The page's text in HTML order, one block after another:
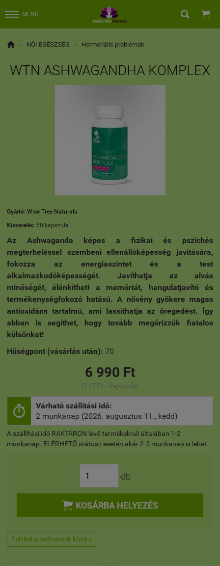
MENÜ  
 » NŐI EGÉSZSÉG » Hormonális problémák
WTN ASHWAGANDHA KOMPLEX
Gyártó: Wise Tree Naturals
Kiszerelés: 60 kapszula
Az Ashwaganda képes a fizikai és pszichés
megterheléssel szembeni ellenállóképesség javítására,
fokozza az energiaszintet és a test
alkalmazkodóképességét. Javíthatja az alvás
minőségét, élénkítheti a memóriát, hangulatjavító és
termékenységfokozó hatású. A növény gyökere magas
antioxidáns tartalmú, ami lassíthatja az öregedést. Így
abban is segíthet, hogy tovább megőrizzük fiatalos
külsőnket!
Hűségpont (vásárlás után): 70
6 990 Ft
(117 Ft / kapszula)

Várható szállítási idő:
2 munkanap (2026. augusztus 11., kedd)
A szállítási idő RAKTÁRON lévő termékeknél általában 1-2
munkanap. ELÉRHETŐ státusz esetén akár 2-5 munkanap is lehet.
db
 KOSÁRBA HELYEZÉS
Felvitel a kedvencek közé »